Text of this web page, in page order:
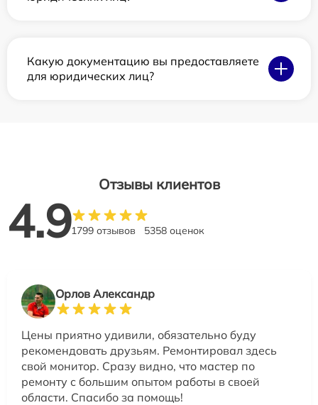
Какую документацию вы предоставляете
для юридических лиц?
Отзывы клиентов
4.91799 отзывов 5358 оценок
Орлов Александр
Цены приятно удивили, обязательно буду
рекомендовать друзьям. Ремонтировал здесь
свой монитор. Сразу видно, что мастер по
ремонту с большим опытом работы в своей
области. Спасибо за помощь!